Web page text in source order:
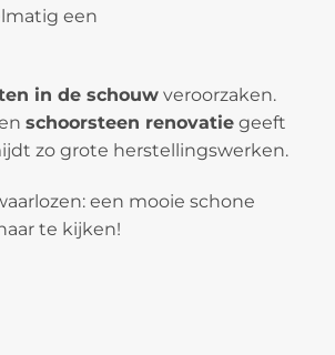
een
in de schouw veroorzaken.
schoorsteen renovatie geeft
zo grote herstellingswerken.
een mooie schone
te kijken!